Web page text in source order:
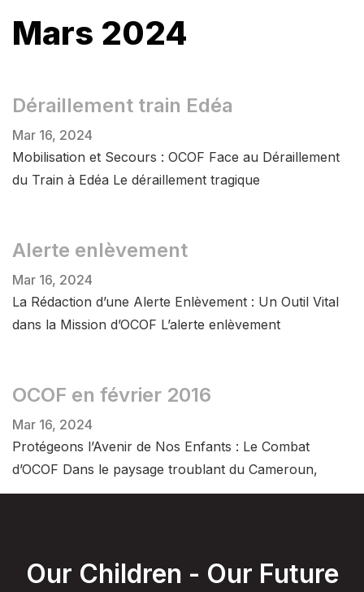
Mars 2024
Déraillement train Edéa
Mar 16, 2024
Mobilisation et Secours : OCOF Face au Déraillement
du Train à Edéa Le déraillement tragique
Alerte enlèvement
Mar 16, 2024
La Rédaction d’une Alerte Enlèvement : Un Outil Vital
dans la Mission d’OCOF L’alerte enlèvement
OCOF en février 2016
Mar 16, 2024
Protégeons l’Avenir de Nos Enfants : Le Combat
d’OCOF Dans le paysage troublant du Cameroun,
Our Children - Our Future